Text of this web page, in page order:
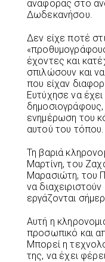
αναφοράς στο
Δωδεκανήσου.
Δεν είχε ποτέ
έχοντες και
σπιλώσουν και
που είχαν
Ευτύχησε να
ενημέρωση του
αυτού του τόπου.
Τη βαριά
Μαρτίνη, του
Μαρασιώτη, του
να
εργάζονται
Αυτή η
προσωπικό και
Μπορεί η
της, να έχει